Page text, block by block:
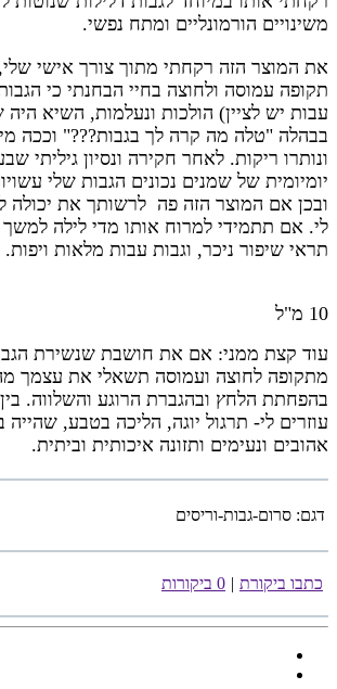
משינויים הורמונליים ומתח נפשי.
את המוצר הזה רקחתי מתוך צורך אישי
תקופה עמוסה ולחוצה בחיי הבחנתי כי
עבות יש לציין) הולכות ונעלמות, השיא היה
בבהלה "טלה מה קרה לך בגבות???" וככה
ונותרו ריקות. לאחר חקירה ונסיון גיליתי
יומיומית של שמנים נכונים הגבות שלי
ובכן אם המוצר הזה פה לרשותך את יכולה
תראי שיפור ניכר, וגבות עבות מלאות ויפות.
10 מ"ל
עוד קצת ממני: אם את חושבת שנשירת
מתקופה לחוצה ועמוסה תשאלי את עצמך מה
בהפחתת הלחץ ובהגברת הרוגע והשלווה.
עוזרים לי- תרגול יוגה, הליכה בטבע,
אהובים ונעימים ותזונה איכותית וביתית.
דגם: סרום-גבות-וריסים
כתבו ביקורת | 0 ביקורות